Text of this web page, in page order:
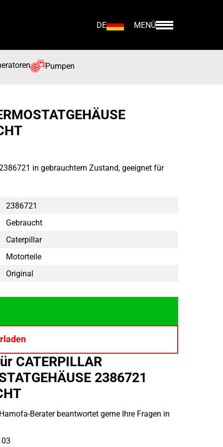
DE MENÜ
Pumpen
in gebrauchtem Zustand, geeignet für
2386721
Gebraucht
Caterpillar
Motorteile
Original
CATERPILLAR
2386721
Berater beantwortet gerne Ihre Fragen in